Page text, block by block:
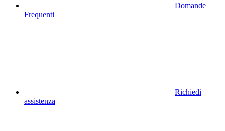
Domande
Frequenti
Richiedi
assistenza